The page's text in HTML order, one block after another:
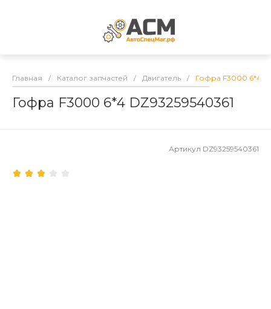
Главная / Каталог запчастей / Двигатель / Гофра F3000 6*4
Гофра F3000 6*4 DZ93259540361
Артикул DZ93259540361